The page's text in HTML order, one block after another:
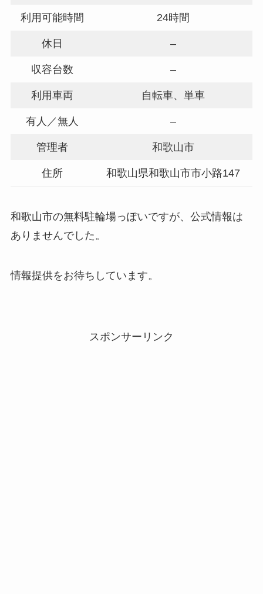
利用可能時間 24時間
休日 –
収容台数 –
利用車両 自転車、単車
有人／無人 –
管理者 和歌山市
住所 和歌山県和歌山市市小路147
和歌山市の無料駐輪場っぽいですが、公式情報は
ありませんでした。
情報提供をお待ちしています。
スポンサーリンク